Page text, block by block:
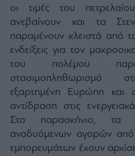
Αγορές
Trader's
book
Buy-
Hold-
The
Value
Investor
Crypto
Χρηματιστηριακές
Ανακοινώσεις
οι τιμές του
ανεβαίνουν και τα
παραμένουν κλειστά από
ενδείξεις για τον
του πολέμου
στασιμοπληθωρισμό
εξαρτημένη Ευρώπη και
αντίδραση στις
Στο παρασκήνιο, τα
αναδυόμενων αγορών από
εμπορευμάτων έχουν